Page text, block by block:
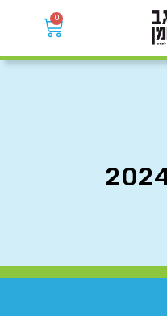
0
מיוחד אביב 2024